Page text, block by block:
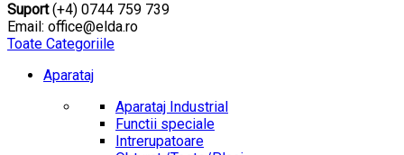
Suport(+4) 0744 759 739
Email: office@elda.ro
Toate Categoriile
Aparataj
Aparataj Industrial
Functii speciale
Intrerupatoare